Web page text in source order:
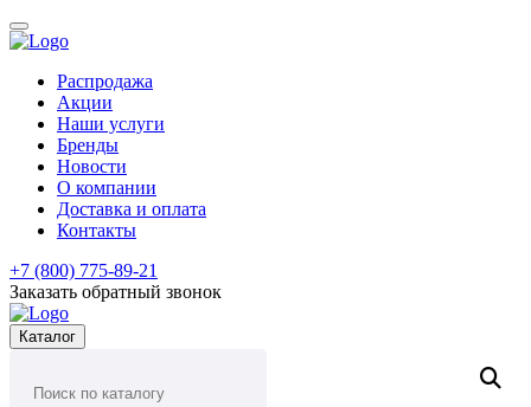
Распродажа
Акции
Наши услуги
Бренды
Новости
О компании
Доставка и оплата
Контакты
+7 (800) 775-89-21
Заказать обратный звонок
Каталог